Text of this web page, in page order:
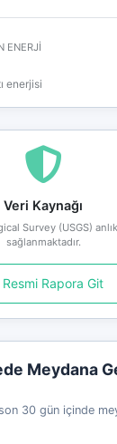
ENERJİ
enerjisi
Veri Kaynağı
Survey (USGS)
sağlanmaktadır.
Resmi Rapora Git
Meydana
30 gün içinde